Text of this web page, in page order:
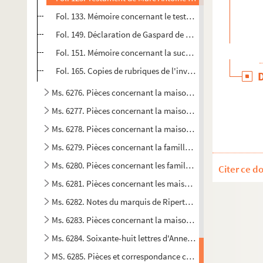
Fol. 133. Mémoire concernant le testament et les
Fol. 149. Déclaration de Gaspard de Castellane
Fol. 151. Mémoire concernant la succession du marquis
Fol. 165. Copies de rubriques de l'inventaire des Archives
Ms. 6276. Pièces concernant la maison de Chabestan
Ms. 6277. Pièces concernant la maison de Mathieu
Ms. 6278. Pièces concernant la maison de Martini Saint-
Ms. 6279. Pièces concernant la famille des Pezet à Malemort
Ms. 6280. Pièces concernant les familles d'Allard, de
Ms. 6281. Pièces concernant les maisons de Grignan, à
Ms. 6282. Notes du marquis de Ripert-Monclar sur les
Ms. 6283. Pièces concernant la maison de Grille d'Estoublon
Ms. 6284. Soixante-huit lettres d'Anne-Elisabeth de Pierre,
MS. 6285. Pièces et correspondance concernant la maison
Citer ce